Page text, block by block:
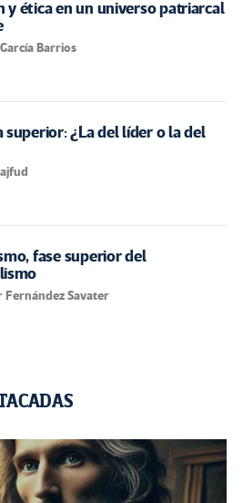
y ética en un universo patriarcal
Barrios
superior: ¿La del líder o la del
fase superior del
Fernández Savater